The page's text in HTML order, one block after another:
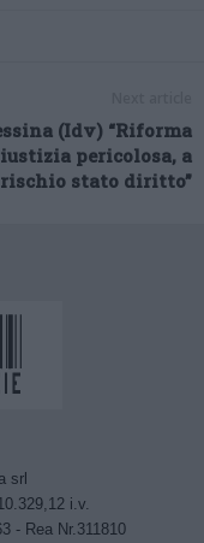
(Idv) “Riforma
pericolosa, a
rischio stato diritto”
srl
i.v.
- Rea Nr.311810